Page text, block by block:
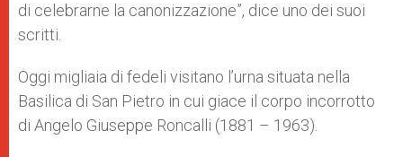
di celebrarne la canonizzazione”, dice uno dei suoi
scritti.
Oggi migliaia di fedeli visitano l’urna situata nella
Basilica di San Pietro in cui giace il corpo incorrotto
di Angelo Giuseppe Roncalli (1881 – 1963).